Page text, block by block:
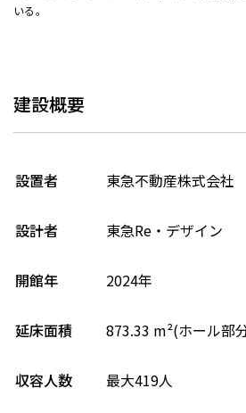
いる。
建設概要
設置者 東急不動産株式会社
設計者 東急Re・デザイン
開館年 2024年
延床面積 873.33 m²(ホール部
収容人数 最大419人